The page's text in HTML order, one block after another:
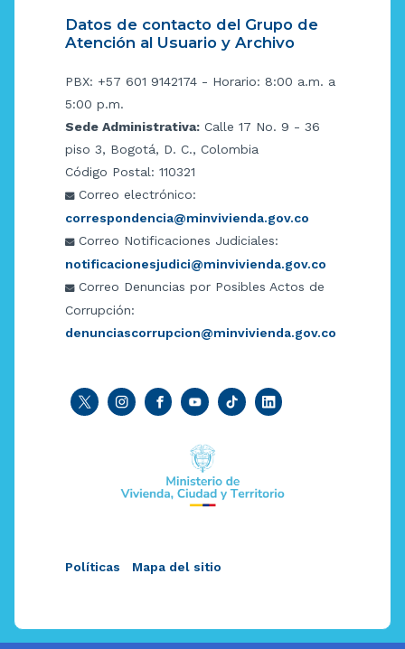
Datos de contacto del Grupo de
Atención al Usuario y Archivo
PBX: +57 601 9142174 - Horario: 8:00 a.m. a
5:00 p.m.
Sede Administrativa: Calle 17 No. 9 - 36
piso 3, Bogotá, D. C., Colombia
Código Postal: 110321
Correo electrónico:
correspondencia@minvivienda.gov.co
Correo Notificaciones Judiciales:
notificacionesjudici@minvivienda.gov.co
Correo Denuncias por Posibles Actos de
Corrupción:
denunciascorrupcion@minvivienda.gov.co
Políticas Mapa del sitio